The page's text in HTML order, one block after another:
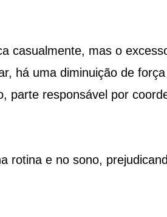
casualmente, mas o
há uma diminuição de força
parte responsável por
rotina e no sono,